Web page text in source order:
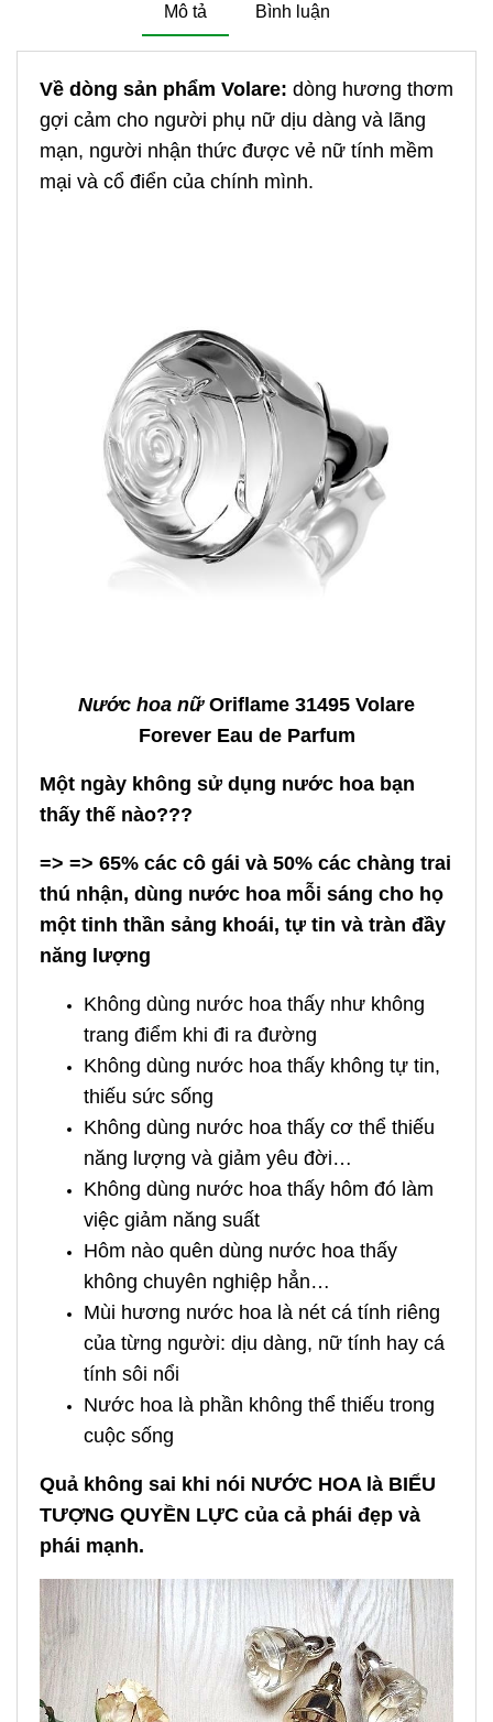
Mô tả Bình luận
Về dòng sản phẩm Volare: dòng hương thơm
gợi cảm cho người phụ nữ dịu dàng và lãng
mạn, người nhận thức được vẻ nữ tính mềm
mại và cổ điển của chính mình.
Nước hoa nữOriflame 31495 Volare
Forever Eau de Parfum
Một ngày không sử dụng nước hoa bạn
thấy thế nào???
=> => 65% các cô gái và 50% các chàng trai
thú nhận, dùng nước hoa mỗi sáng cho họ
một tinh thần sảng khoái, tự tin và tràn đầy
năng lượng
Không dùng nước hoa thấy như không
trang điểm khi đi ra đường
Không dùng nước hoa thấy không tự tin,
thiếu sức sống
Không dùng nước hoa thấy cơ thể thiếu
năng lượng và giảm yêu đời…
Không dùng nước hoa thấy hôm đó làm
việc giảm năng suất
Hôm nào quên dùng nước hoa thấy
không chuyên nghiệp hẳn…
Mùi hương nước hoa là nét cá tính riêng
của từng người: dịu dàng, nữ tính hay cá
tính sôi nổi
Nước hoa là phần không thể thiếu trong
cuộc sống
Quả không sai khi nói NƯỚC HOA là BIỂU
TƯỢNG QUYỀN LỰC của cả phái đẹp và
phái mạnh.